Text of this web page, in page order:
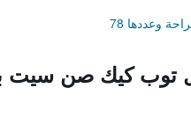
وعددها 78
توب كيك صن سيت